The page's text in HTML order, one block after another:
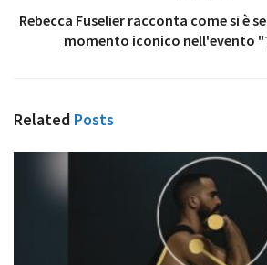
Rebecca Fuselier racconta come si è
momento iconico nell'evento
Related Posts